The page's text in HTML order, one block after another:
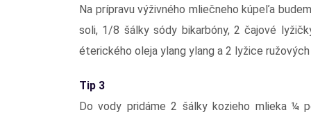
Na prípravu výživného mliečneho kúpeľa
soli, 1/8 šálky sódy bikarbóny, 2 čajové
éterického oleja ylang ylang a 2 lyžice ružových
Tip 3
Do vody pridáme 2 šálky kozieho mlieka ¼